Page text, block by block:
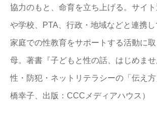
協力のもと、命育を立ち上げる。サイ
や学校、PTA、行政・地域などと連携
家庭での性教育をサポートする活動に
母。著書『子どもと性の話、はじめませ
性・防犯・ネットリテラシーの「伝え
橋幸子、出版：CCCメディアハウス）